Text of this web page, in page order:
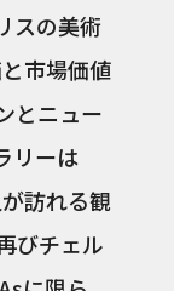
スの美術
市場価値
とニュー
リーは
訪れる観
びチェル